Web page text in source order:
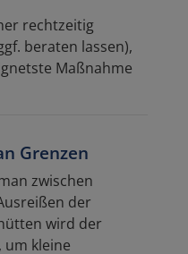
rechtzeitig
beraten lassen),
Maßnahme
Grenzen
zwischen
der
wird der
um kleine